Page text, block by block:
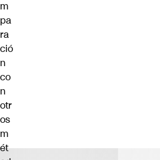
m
pa
ra
ció
n
co
n
otr
os
m
ét